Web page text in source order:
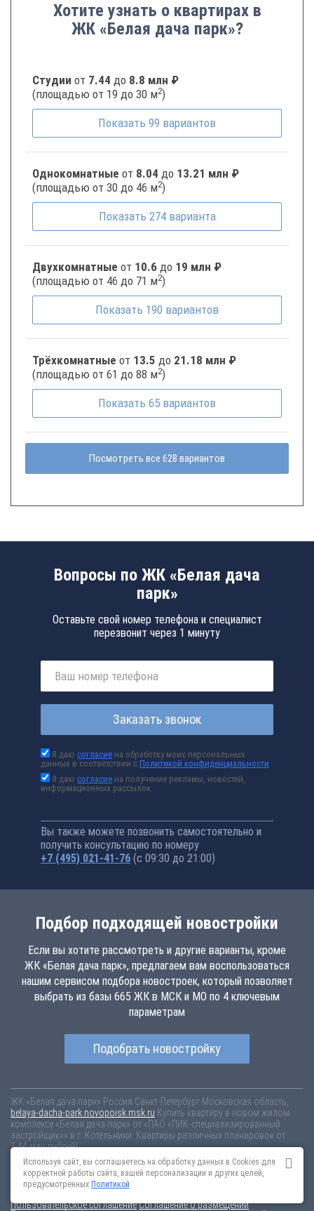
Хотите узнать о квартирах в
ЖК «Белая дача парк»?
Студии от 7.44 до 8.8 млн ₽
(площадью от 19 до 30 м2)
Показать 99 вариантов
Однокомнатные от 8.04 до 13.21 млн ₽
(площадью от 30 до 46 м2)
Показать 274 варианта
Двухкомнатные от 10.6 до 19 млн ₽
(площадью от 46 до 71 м2)
Показать 190 вариантов
Трёхкомнатные от 13.5 до 21.18 млн ₽
(площадью от 61 до 88 м2)
Показать 65 вариантов
Посмотреть все 628 вариантов
Вопросы по ЖК «Белая дача
парк»
Оставьте свой номер телефона и специалист
перезвонит через 1 минуту
Заказать звонок
Я даюсогласие на обработку моих персональных
данных в соответствии сПолитикой конфиденциальности
Я даюсогласие на получение рекламы, новостей,
информационных рассылок
Вы также можете позвонить самостоятельно и
получить консультацию по номеру
+7 (495) 021-41-76 (с 09:30 до 21:00)
Подбор подходящей новостройки
Если вы хотите рассмотреть и другие варианты, кроме
ЖК «Белая дача парк», предлагаем вам воспользоваться
нашим сервисом подбора новостроек, который позволяет
выбрать из базы 665 ЖК в МСК и МО по 4 ключевым
параметрам
Подобрать новостройку
ЖК «Белая дача парк» Россия Санкт-Петербург Московская область,
belaya-dacha-park.novopoisk.msk.ru Купить квартиру в новом жилом
комплексе «Белая дача парк» от «ПАО «ПИК-специализированный
застройщик»» в г. Котельники. Квартиры различных планировок от
7.44 млн рублей!
Новостройки Санкт-ПетербургаНовостройки Москвы
Информация на сайте взята из открытых источников, не является
Пользовательское соглашениеСоглашение о размещении
Используя сайт, вы соглашаетесь на обработку данных в Cookies для
корректной работы сайта, вашей персонализации и других целей,
предусмотренных Политикой